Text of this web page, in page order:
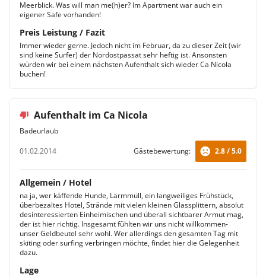
Meerblick. Was will man me(h)er? Im Apartment war auch ein
eigener Safe vorhanden!
Preis Leistung / Fazit
Immer wieder gerne. Jedoch nicht im Februar, da zu dieser Zeit (wir
sind keine Surfer) der Nordostpassat sehr heftig ist. Ansonsten
würden wir bei einem nächsten Aufenthalt sich wieder Ca Nicola
buchen!
Aufenthalt im Ca Nicola
Badeurlaub
01.02.2014
Gästebewertung: 2.8 / 5.0
Allgemein / Hotel
na ja, wer käffende Hunde, Lärmmüll, ein langweiliges Frühstück,
überbezaltes Hotel, Strände mit vielen kleinen Glassplittern, absolut
desinteressierten Einheimischen und überall sichtbarer Armut mag,
der ist hier richtig. Insgesamt fühlten wir uns nicht willkommen-
unser Geldbeutel sehr wohl. Wer allerdings den gesamten Tag mit
skiting oder surfing verbringen möchte, findet hier die Gelegenheit
dazu.
Lage